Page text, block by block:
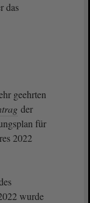
das
geehrten
der
für
2022
wurde